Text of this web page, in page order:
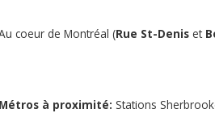
coeur de Montréal (Rue St-Denis et
Métros à proximité: Stations